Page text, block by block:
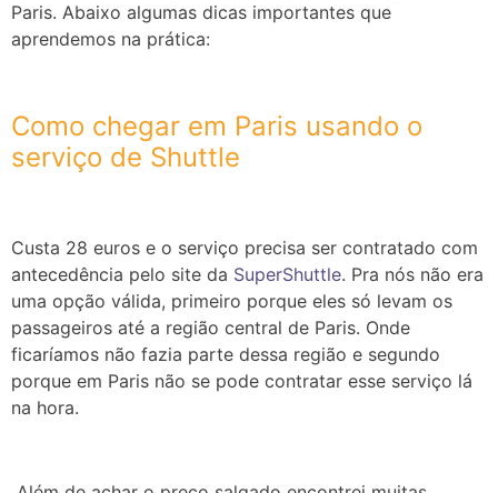
Paris. Abaixo algumas dicas importantes que
aprendemos na prática:
Como chegar em Paris usando o
serviço de Shuttle
Custa 28 euros e o serviço precisa ser contratado com
antecedência pelo site da SuperShuttle. Pra nós não era
uma opção válida, primeiro porque eles só levam os
passageiros até a região central de Paris. Onde
ficaríamos não fazia parte dessa região e segundo
porque em Paris não se pode contratar esse serviço lá
na hora.